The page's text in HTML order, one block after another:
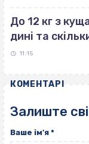
До 12 кг з
дині та
11:15
КОМЕНТАРІ
Залиште
Ваше ім'я *